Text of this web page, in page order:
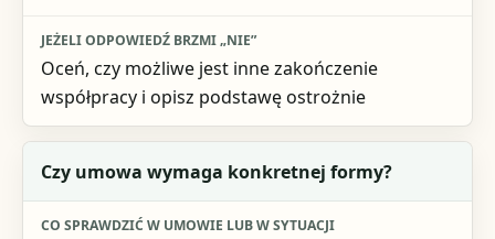
Oceń, czy możliwe jest inne zakończenie
współpracy i opisz podstawę ostrożnie
Czy umowa wymaga konkretnej formy?